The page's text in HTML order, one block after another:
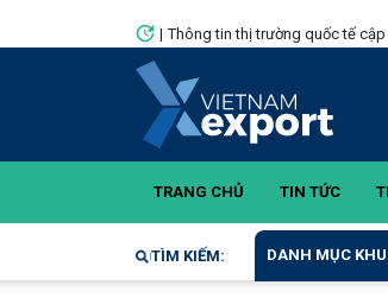
| Thông tin thị trường quốc tế
TRANG CHỦ TIN TỨC
TÌM KIẾM: DANH MỤC